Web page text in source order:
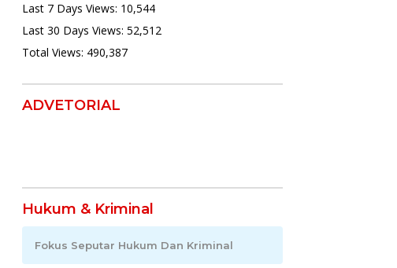
Last 7 Days Views: 10,544
Last 30 Days Views: 52,512
Total Views: 490,387
ADVETORIAL
Hukum & Kriminal
Fokus Seputar Hukum Dan Kriminal